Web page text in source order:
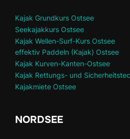
Kajak Grundkurs Ostsee
Seekajakkurs Ostsee
Kajak Wellen-Surf-Kurs Ostsee
effektiv Paddeln (Kajak) Ostsee
Kajak Kurven-Kanten-Ostsee
Kajak Rettungs- und
Kajakmiete Ostsee
NORDSEE